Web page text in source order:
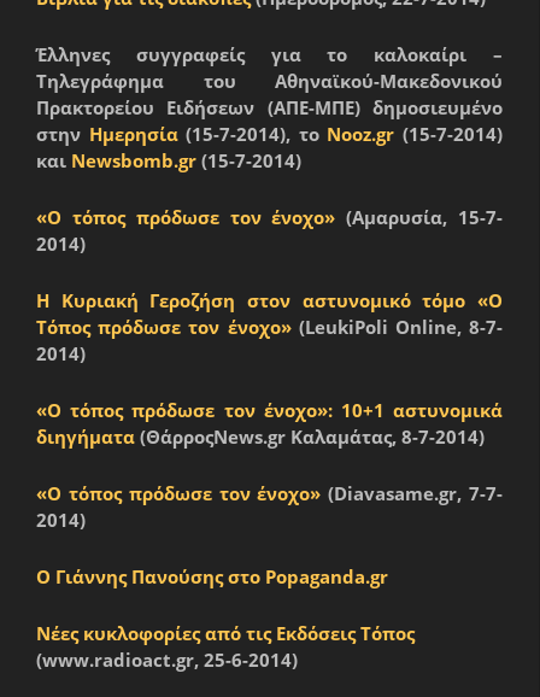
Έλληνες συγγραφείς για το καλοκαίρι –
Τηλεγράφημα του Αθηναϊκού-Μακεδονικού
Πρακτορείου Ειδήσεων (ΑΠΕ-ΜΠΕ) δημοσιευμένο
στην Ημερησία(15-7-2014), το Nooz.gr (15-7-2014)
και Newsbomb.gr (15-7-2014)
«Ο τόπος πρόδωσε τον ένοχο» (Αμαρυσία, 15-7-
2014)
Η Κυριακή Γεροζήση στον αστυνομικό τόμο «Ο
Τόπος πρόδωσε τον ένοχο»(LeukiPoli Online, 8-7-
2014)
«Ο τόπος πρόδωσε τον ένοχο»: 10+1 αστυνομικά
διηγήματα (ΘάρροςNews.gr Καλαμάτας, 8-7-2014)
«Ο τόπος πρόδωσε τον ένοχο» (Diavasame.gr, 7-7-
2014)
Ο Γιάννης Πανούσης στο Popaganda.gr
Νέες κυκλοφορίες από τις Εκδόσεις Τόπος
(www.radioact.gr, 25-6-2014)